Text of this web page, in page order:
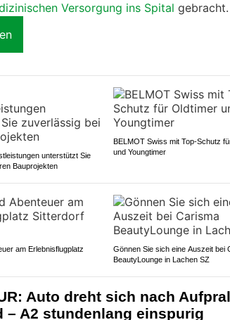
Versorgung ins Spital gebracht.
unterstützt Sie
Bauprojekten
BELMOT Swiss mit Top-Schutz
und Youngtimer
am Erlebnisflugplatz
Gönnen Sie sich eine Auszeit bei
BeautyLounge in Lachen SZ
Auto dreht sich nach
– A2 stundenlang einspurig